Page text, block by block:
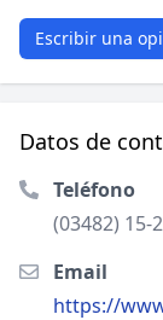
Escribir una
Datos de
Teléfono
(03482) 15-
Email
https://